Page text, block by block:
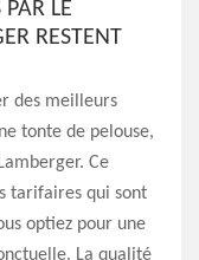
LE
RESTENT
des meilleurs
tonte de pelouse,
Ce
tarifaires qui sont
optiez pour une
La qualité